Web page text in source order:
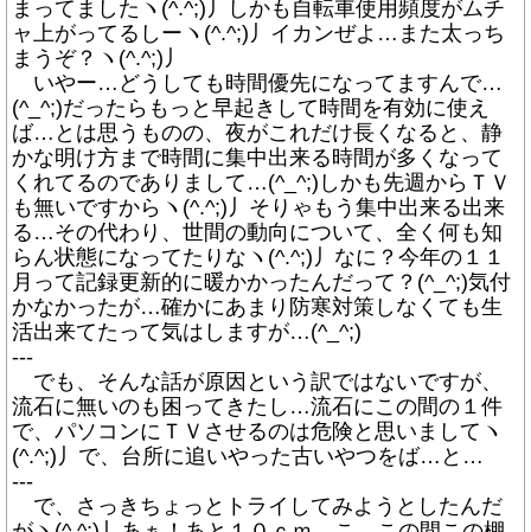
まってましたヽ(^.^;)丿しかも自転車使用頻度がムチ
ャ上がってるしーヽ(^.^;)丿イカンぜよ…また太っち
まうぞ？ヽ(^.^;)丿
いやー…どうしても時間優先になってますんで…
(^_^;)だったらもっと早起きして時間を有効に使え
ば…とは思うものの、夜がこれだけ長くなると、静
かな明け方まで時間に集中出来る時間が多くなって
くれてるのでありまして…(^_^;)しかも先週からＴＶ
も無いですからヽ(^.^;)丿そりゃもう集中出来る出来
る…その代わり、世間の動向について、全く何も知
らん状態になってたりなヽ(^.^;)丿なに？今年の１１
月って記録更新的に暖かかったんだって？(^_^;)気付
かなかったが…確かにあまり防寒対策しなくても生
活出来てたって気はしますが…(^_^;)
---
でも、そんな話が原因という訳ではないですが、
流石に無いのも困ってきたし…流石にこの間の１件
で、パソコンにＴＶさせるのは危険と思いましてヽ
(^.^;)丿で、台所に追いやった古いやつをば…と…
---
で、さっきちょっとトライしてみようとしたんだ